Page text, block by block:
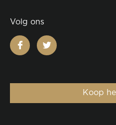
Volg ons
facebooktwitter
Koop